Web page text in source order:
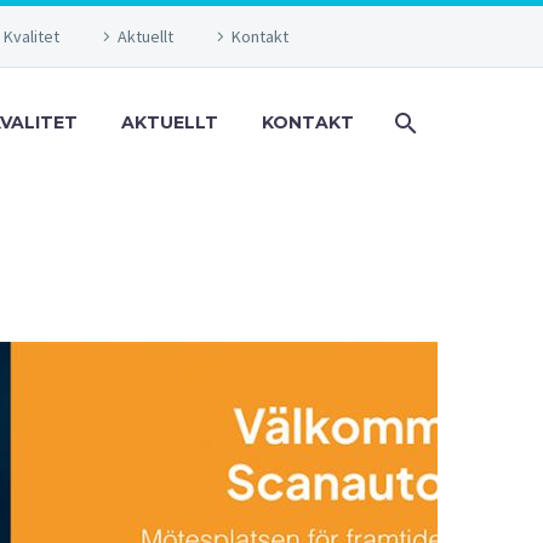
Kvalitet Aktuellt Kontakt
AKTUELLT KONTAKT